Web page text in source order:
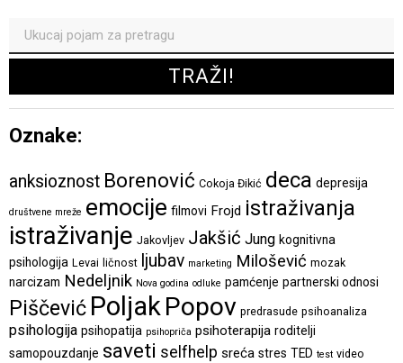
Oznake:
anksioznost Borenović Cokoja Đikić deca depresija
društvene mreže emocije filmovi Frojd istraživanja
istraživanje Jakovljev Jakšić Jung kognitivna
psihologija Levai ličnost ljubav marketing Milošević mozak
narcizam Nedeljnik Nova godina odluke pamćenje partnerski odnosi
Piščević PoljakPopov predrasude psihoanaliza
psihologija psihopatija psihopriča psihoterapija roditelji
samopouzdanje saveti selfhelp sreća stres TED test video